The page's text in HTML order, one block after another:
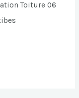
Toiture 06